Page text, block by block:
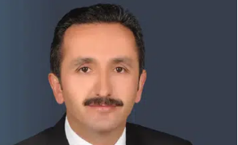
Bingöl